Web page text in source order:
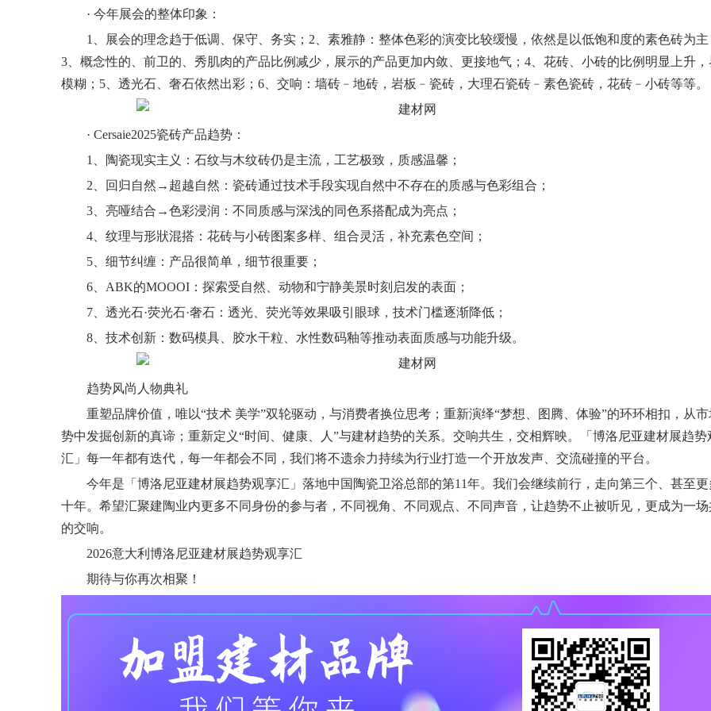
· 今年展会的整体印象：
1、展会的理念趋于低调、保守、务实；2、素雅静：整体色彩的演变比较缓慢，依然是以低饱和度的素色砖为主
3、概念性的、前卫的、秀肌肉的产品比例减少，展示的产品更加内敛、更接地气；4、花砖、小砖的比例明显上升
模糊；5、透光石、奢石依然出彩；6、交响：墙砖﹣地砖，岩板﹣瓷砖， 大理石瓷砖﹣素色瓷砖，花砖﹣小砖等等。
· Cersaie2025瓷砖产品趋势：
1、陶瓷现实主义：石纹与木纹砖仍是主流，工艺极致，质感温馨；
2、回归自然→超越自然：瓷砖通过技术手段实现自然中不存在的质感与色彩组合；
3、亮哑结合→色彩浸润：不同质感与深浅的同色系搭配成为亮点；
4、纹理与形狀混搭：花砖与小砖图案多样、组合灵活，补充素色空间；
5、细节纠缠：产品很简单，细节很重要；
6、ABK的MOOOI：探索受自然、动物和宁静美景时刻启发的表面；
7、透光石·荧光石·奢石：透光、荧光等效果吸引眼球，技术门槛逐渐降低；
8、技术创新：数码模具、胶水干粒、水性数码釉等推动表面质感与功能升级。
趋势风尚人物典礼
重塑品牌价值，唯以“技术 美学”双轮驱动，与消费者换位思考；重新演绎“梦想、图腾、体验”的环环相扣，从
势中发掘创新的真谛；重新定义“时间、健康、人”与建材趋势的关系。交响共生，交相辉映。「博洛尼亚建材展趋势
汇」每一年都有迭代，每一年都会不同，我们将不遗余力持续为行业打造一个开放发声、交流碰撞的平台。
今年是「博洛尼亚建材展趋势观享汇」落地中国陶瓷卫浴总部的第11年。我们会继续前行，走向第三个、甚至
十年。希望汇聚建陶业内更多不同身份的参与者，不同视角、不同观点、不同声音，让趋势不止被听见，更成为一
的交响。
2026意大利博洛尼亚建材展趋势观享汇
期待与你再次相聚！